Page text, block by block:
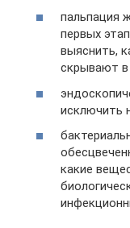
пальпация
первых
выяснить,
скрывают в
исключить
какие